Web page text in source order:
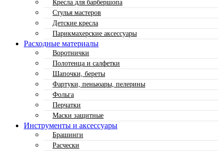
Кресла для барбершопа
Стулья мастеров
Детские кресла
Парикмахерские аксессуары
Расходные материалы
Воротнички
Полотенца и салфетки
Шапочки, береты
Фартуки, пеньюары, пелерины
Фольга
Перчатки
Маски защитные
Инструменты и аксессуары
Брашинги
Расчески